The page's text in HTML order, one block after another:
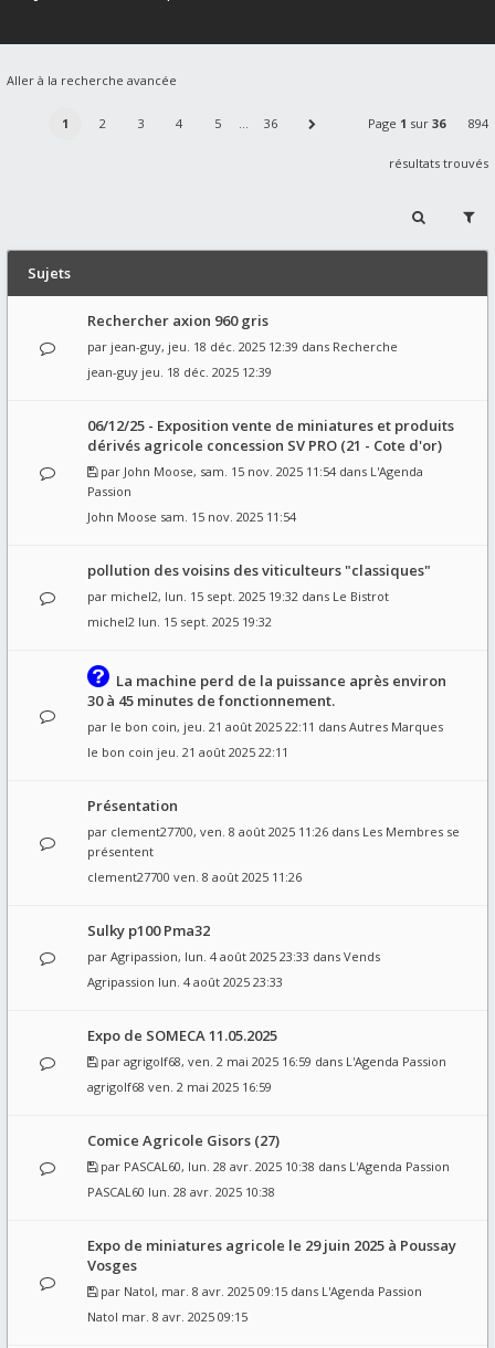
Aller à la recherche avancée
1 2 3 4 5 … 36 Page 1 sur 36 894
résultats trouvés
Sujets
Rechercher axion 960 gris
par jean-guy, jeu. 18 déc. 2025 12:39 dans Recherche
jean-guy jeu. 18 déc. 2025 12:39
06/12/25 - Exposition vente de miniatures et produits
dérivés agricole concession SV PRO (21 - Cote d'or)
par John Moose, sam. 15 nov. 2025 11:54 dans L'Agenda
Passion
John Moose sam. 15 nov. 2025 11:54
pollution des voisins des viticulteurs "classiques"
par michel2, lun. 15 sept. 2025 19:32 dans Le Bistrot
michel2 lun. 15 sept. 2025 19:32
La machine perd de la puissance après environ
30 à 45 minutes de fonctionnement.
par le bon coin, jeu. 21 août 2025 22:11 dans Autres Marques
le bon coin jeu. 21 août 2025 22:11
Présentation
par clement27700, ven. 8 août 2025 11:26 dans Les Membres se
présentent
clement27700 ven. 8 août 2025 11:26
Sulky p100 Pma32
par Agripassion, lun. 4 août 2025 23:33 dans Vends
Agripassion lun. 4 août 2025 23:33
Expo de SOMECA 11.05.2025
par agrigolf68, ven. 2 mai 2025 16:59 dans L'Agenda Passion
agrigolf68 ven. 2 mai 2025 16:59
Comice Agricole Gisors (27)
par PASCAL60, lun. 28 avr. 2025 10:38 dans L'Agenda Passion
PASCAL60 lun. 28 avr. 2025 10:38
Expo de miniatures agricole le 29 juin 2025 à Poussay
Vosges
par Natol, mar. 8 avr. 2025 09:15 dans L'Agenda Passion
Natol mar. 8 avr. 2025 09:15